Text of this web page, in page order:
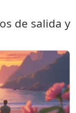
de salida y